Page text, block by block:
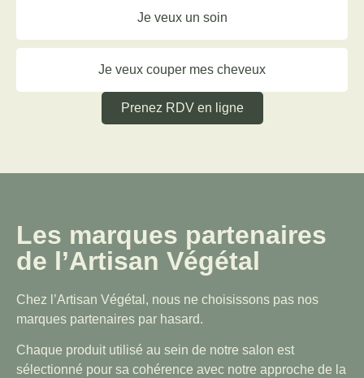
Je veux un soin
Je veux couper mes cheveux
Prenez RDV en ligne
Les marques partenaires
de l’Artisan Végétal
Chez l’Artisan Végétal, nous ne choisissons pas nos
marques partenaires par hasard.
Chaque produit utilisé au sein de notre salon est
sélectionné pour sa cohérence avec notre approche de la